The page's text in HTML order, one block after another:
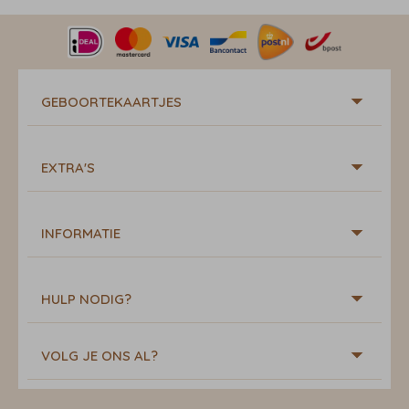
GEBOORTEKAARTJES
EXTRA'S
INFORMATIE
HULP NODIG?
VOLG JE ONS AL?